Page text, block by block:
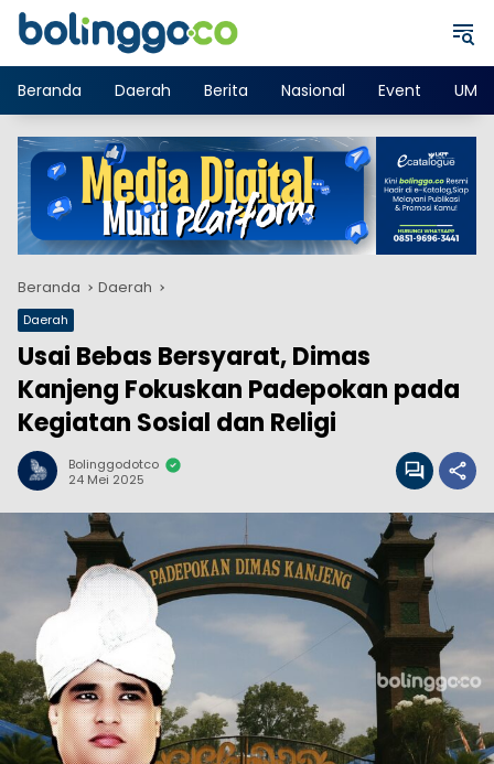
Langsung
Beranda
Daerah Berita Nasional Event
Beranda Daerah
Daerah
Usai Bebas Bersyarat, Dimas
Kanjeng Fokuskan Padepokan pada
Kegiatan Sosial dan Religi
Bolinggodotco
24 Mei 2025